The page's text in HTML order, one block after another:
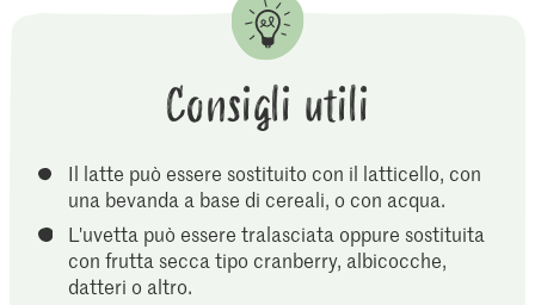
Consigli utili
Il latte può essere sostituito con il latticello, con
una bevanda a base di cereali, o con acqua.
L'uvetta può essere tralasciata oppure sostituita
con frutta secca tipo cranberry, albicocche,
datteri o altro.